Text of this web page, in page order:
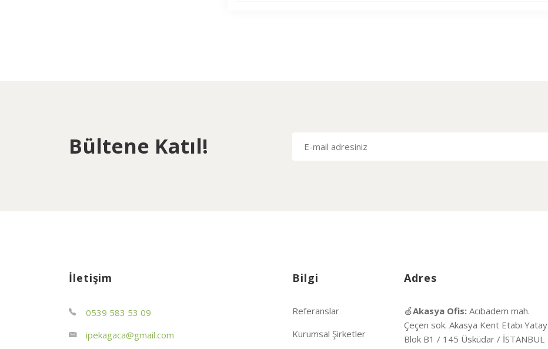
Bültene Katıl!
İletişim
0539 583 53 09
ipekagaca@gmail.com
Bilgi
Referanslar
Kurumsal Şirketler
Adres
🍏Akasya Ofis:Acıbadem mah.
Çeçen sok. Akasya Kent Etabı Yatay
Blok B1 / 145 Üsküdar / İSTANBUL